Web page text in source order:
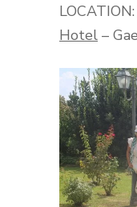
LOCATION:
Hotel –